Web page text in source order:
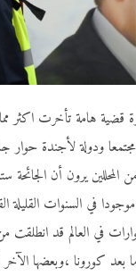
قضية هامة تأخرت اكثر
ودولة لأجندة
يرون أن الجائحة
في السنوات القليلة
في العالم قد
كورونا ،وبعضها الآخر